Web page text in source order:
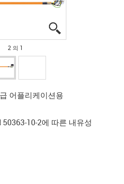
2 의 1
어플리케이션용
50363-10-2에 따른 내유성